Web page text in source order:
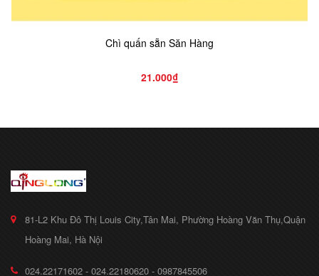
Chì quấn sẵn Săn Hàng
21.000₫
81-L2 Khu Đô Thị Louis City,Tân Mai, Phường Hoàng Văn Thụ,Quận
Hoàng Mai, Hà Nội
024.22171602 - 024.22180620 - 0987845506